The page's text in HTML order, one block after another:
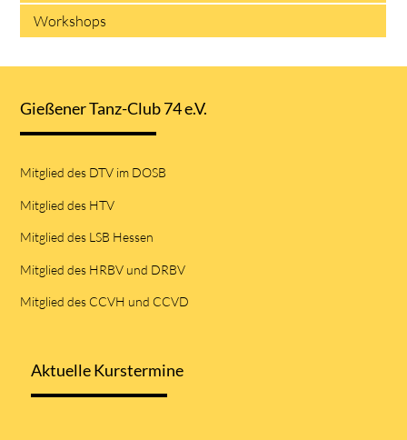
Workshops
Gießener Tanz-Club 74 e.V.
Mitglied des DTV im DOSB
Mitglied des HTV
Mitglied des LSB Hessen
Mitglied des HRBV und DRBV
Mitglied des CCVH und CCVD
Aktuelle Kurstermine